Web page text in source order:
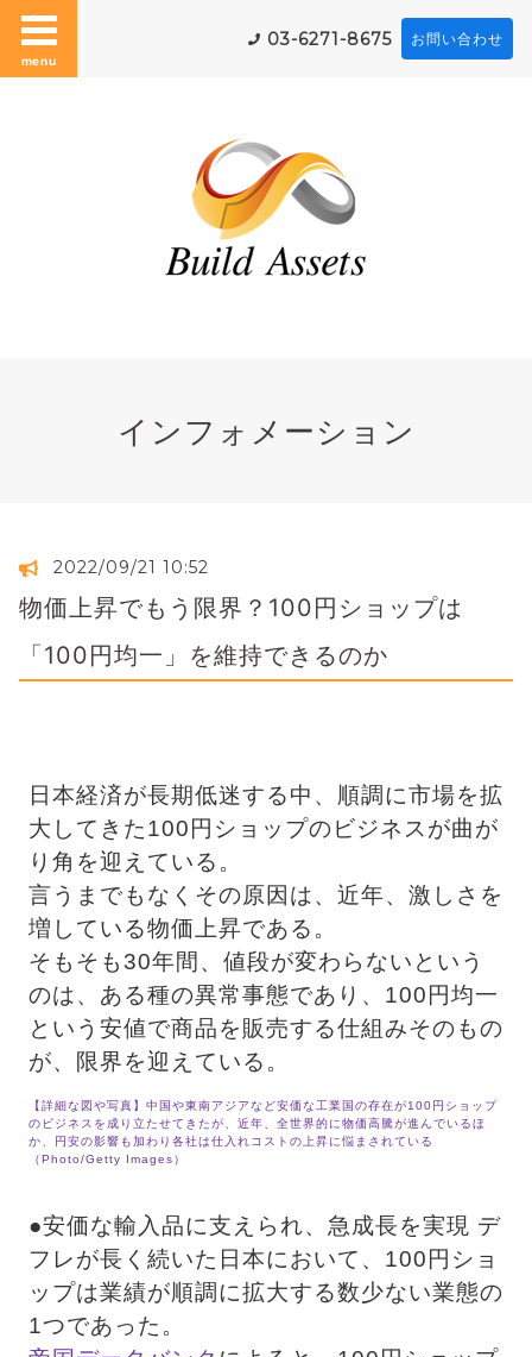
menu
03-6271-8675 お問い合わせ
インフォメーション
2022/09/21 10:52
物価上昇でもう限界？100円ショップは
「100円均一」を維持できるのか
日本経済が長期低迷する中、順調に市場を拡
大してきた100円ショップのビジネスが曲が
り角を迎えている。
言うまでもなくその原因は、近年、激しさを
増している物価上昇である。
そもそも30年間、値段が変わらないという
のは、ある種の異常事態であり、100円均一
という安値で商品を販売する仕組みそのもの
が、限界を迎えている。
【詳細な図や写真】中国や東南アジアなど安価な工業国の存在が100円ショップ
のビジネスを成り立たせてきたが、近年、全世界的に物価高騰が進んでいるほ
か、円安の影響も加わり各社は仕入れコストの上昇に悩まされている
（Photo/Getty Images）
●安価な輸入品に支えられ、急成長を実現 デ
フレが長く続いた日本において、100円ショ
ップは業績が順調に拡大する数少ない業態の
1つであった。